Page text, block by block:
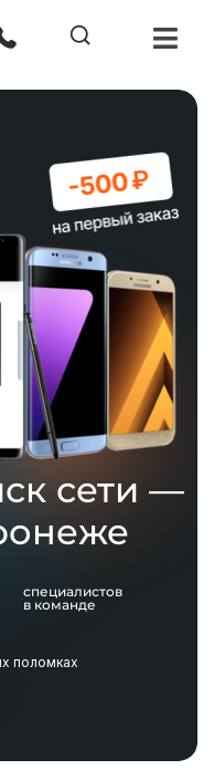
сети —
специалистов
в команде
поломках